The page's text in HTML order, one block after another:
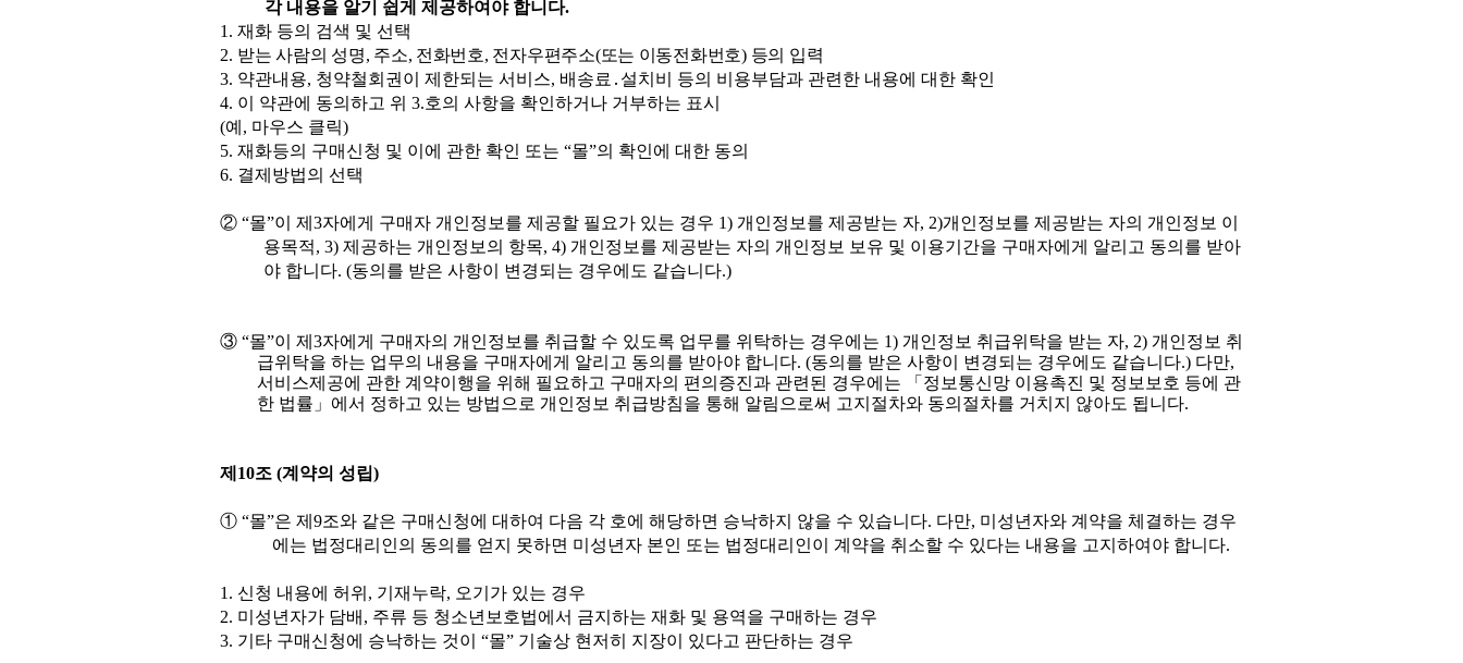
각 내용을 알기 쉽게 제공하여야 합니다.
1. 재화 등의 검색 및 선택
2. 받는 사람의 성명, 주소, 전화번호, 전자우편주소(또는 이동전화번호) 등의 입력
3. 약관내용, 청약철회권이 제한되는 서비스, 배송료 ․ 설치비 등의 비용부담과 관련한 내용에 대한 확인
4. 이 약관에 동의하고 위 3.호의 사항을 확인하거나 거부하는 표시
(예 , 마우스 클릭)
5. 재화등의 구매신청 및 이에 관한 확인 또는 “몰”의 확인에 대한 동의
6. 결제방법의 선택
② “몰”이 제 3자에게 구매자 개인정보를 제공할 필요가 있는 경우 1) 개인정보를 제공받는 자, 2)개인정보를 제공받는 자의 개인정보 이
용목적, 3)제공하는 개인정보의 항목, 4)개인정보를 제공받는 자의 개인정보 보유 및 이용기간을 구매자에게 알리고 동의를 받아
야 합니다. (동의를 받은 사항이 변경되는 경우에도 같습니다.)
③ “몰”이 제 3자에게 구매자의 개인정보를 취급할 수 있도록 업무를 위탁하는 경우에는 1) 개인정보 취급위탁을 받는 자, 2) 개인정보 취
급위탁을 하는 업무의 내용을 구매자에게 알리고 동의를 받아야 합니다. (동의를 받은 사항이 변경되는 경우에도 같습니다.) 다만,
서비스제공에 관한 계약이행을 위해 필요하고 구매자의 편의증진과 관련된 경우에는
「 정보통신망 이용촉진 및 정보보호 등에 관
한 법률 」 에서 정하고 있는 방법으로 개인정보 취급방침을 통해 알림으로써 고지절차와 동의절차를 거치지 않아도 됩니다.
제 10조 (계약의 성립)
① “몰”은 제 9조와 같은 구매신청에 대하여 다음 각 호에 해당하면 승낙하지 않을 수 있습니다. 다만, 미성년자와 계약을 체결하는 경우
에는 법정대리인의 동의를 얻지 못하면 미성년자 본인 또는 법정대리인이 계약을 취소할 수 있다는 내용을 고지하여야 합니다.
1. 신청 내용에 허위 , 기재누락, 오기가 있는 경우
2. 미성년자가 담배 , 주류 등 청소년보호법에서 금지하는 재화 및 용역을 구매하는 경우
3. 기타 구매신청에 승낙하는 것이 “몰” 기술상 현저히 지장이 있다고 판단하는 경우